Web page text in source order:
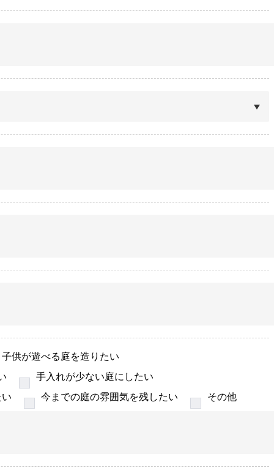
子供が遊べる庭を造りたい
手入れが少ない庭にしたい
今までの庭の雰囲気を残したい その他